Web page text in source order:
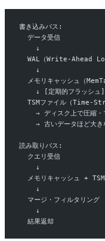
書き込みパス:
  データ受信
    ↓
WAL（Write-Ahead
    ↓
メモリキャッシュ（
    ↓ [定期的フラッシュ]
TSMファイル（Time-
→ ディスク上で圧縮
→ 古いデータほど大き
読み取りパス:
  クエリ受信
    ↓
メモリキャッシュ + TSM
    ↓
  マージ・フィルタリング
    ↓
  結果返却